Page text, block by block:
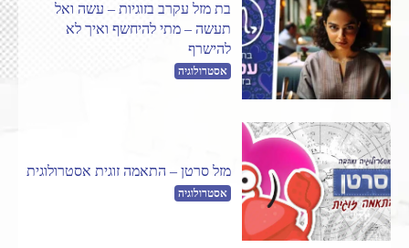
בת מזל עקרב בזוגיות – עשה ואל
תעשה – מתי להיחשף ואיך לא
להישרף
אסטרולוגיה
מזל סרטן – התאמה זוגית אסטרולוגית
אסטרולוגיה